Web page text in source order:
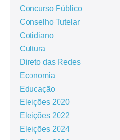
Concurso Público
Conselho Tutelar
Cotidiano
Cultura
Direto das Redes
Economia
Educação
Eleições 2020
Eleições 2022
Eleições 2024